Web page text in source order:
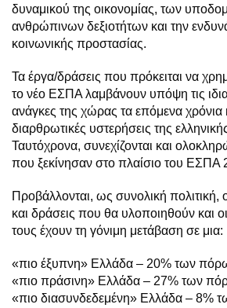
δυναμικού της οικονομίας, των
ανθρώπινων δεξιοτήτων και την
κοινωνικής προστασίας.
Τα έργα/δράσεις που πρόκειται να
το νέο ΕΣΠΑ λαμβάνουν υπόψη τις
ανάγκες της χώρας τα επόμενα χρόνια
διαρθρωτικές υστερήσεις της
Ταυτόχρονα, συνεχίζονται και
που ξεκίνησαν στο πλαίσιο του ΕΣΠΑ
Προβάλλονται, ως συνολική πολιτική,
και δράσεις που θα υλοποιηθούν και
τους έχουν τη γόνιμη μετάβαση σε μια:
«πιο έξυπνη» Ελλάδα – 20% των
«πιο πράσινη» Ελλάδα – 27% των
«πιο διασυνδεδεμένη» Ελλάδα – 8%